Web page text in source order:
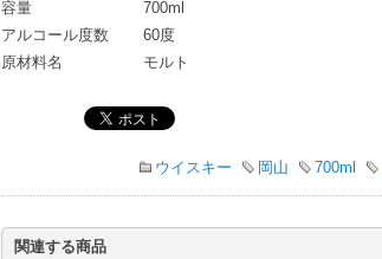
容量
700ml
アルコール度数
60度
原材料名
モルト
ウイスキー 岡山 700ml
関連する商品